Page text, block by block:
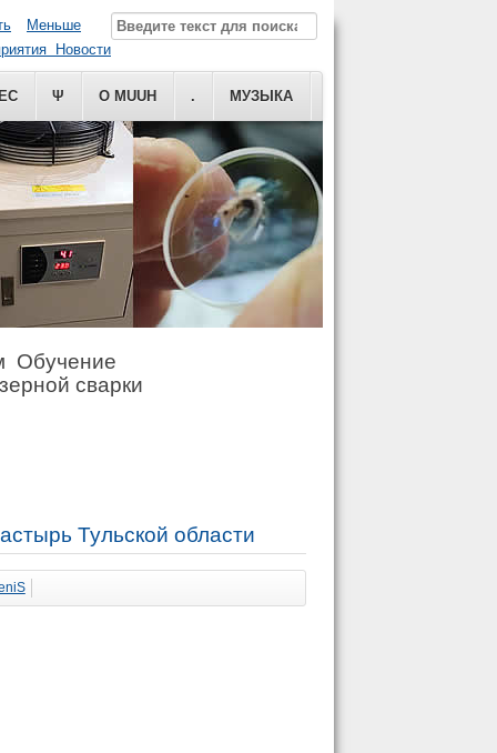
Ψ О MUUH . МУЗЫКА
Обучение
сварки
Меньше
Новости
Тульской области